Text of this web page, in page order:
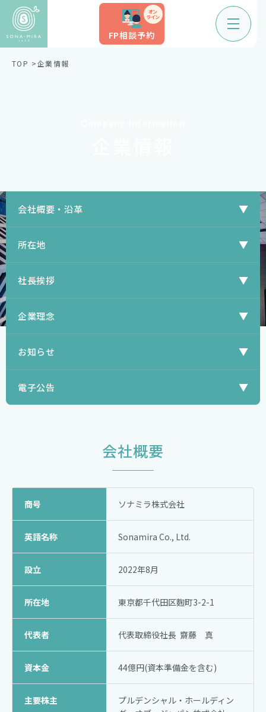
FP相談予約
オン
ライン
TOP 企業情報
会社概要・沿革
所在地
社長挨拶
企業理念
お知らせ
電子公告
会社概要
商号 ソナミラ株式会社
英語名称 Sonamira Co., Ltd.
設立 2022年8月
所在地 東京都千代田区麴町3-2-1
代表者 代表取締役社長 齋藤 真
資本金 44億円(資本準備金を含む)
主要株主 プルデンシャル・ ホールディン